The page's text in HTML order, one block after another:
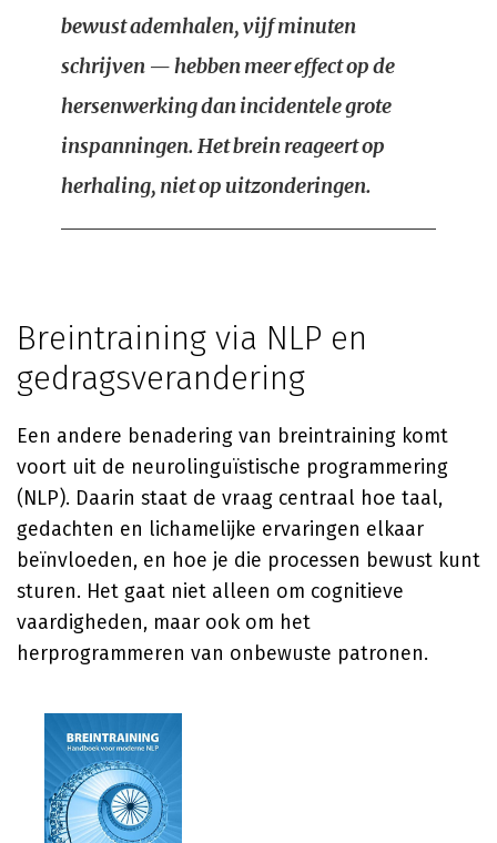
bewust ademhalen, vijf minuten
schrijven — hebben meer effect op de
hersenwerking dan incidentele grote
inspanningen. Het brein reageert op
herhaling, niet op uitzonderingen.
Breintraining via NLP en
gedragsverandering
Een andere benadering van breintraining komt
voort uit de neurolinguïstische programmering
(NLP). Daarin staat de vraag centraal hoe taal,
gedachten en lichamelijke ervaringen elkaar
beïnvloeden, en hoe je die processen bewust kunt
sturen. Het gaat niet alleen om cognitieve
vaardigheden, maar ook om het
herprogrammeren van onbewuste patronen.